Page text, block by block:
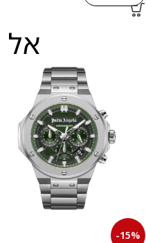
-15%